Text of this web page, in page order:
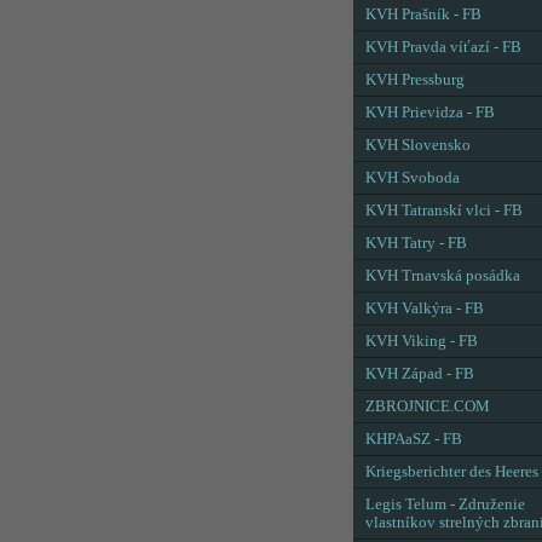
KVH Prašník - FB
KVH Pravda víťazí - FB
KVH Pressburg
KVH Prievidza - FB
KVH Slovensko
KVH Svoboda
KVH Tatranskí vlci - FB
KVH Tatry - FB
KVH Trnavská posádka
KVH Valkýra - FB
KVH Viking - FB
KVH Západ - FB
ZBROJNICE.COM
KHPAaSZ - FB
Kriegsberichter des Heeres
Legis Telum - Združenie
vlastníkov strelných